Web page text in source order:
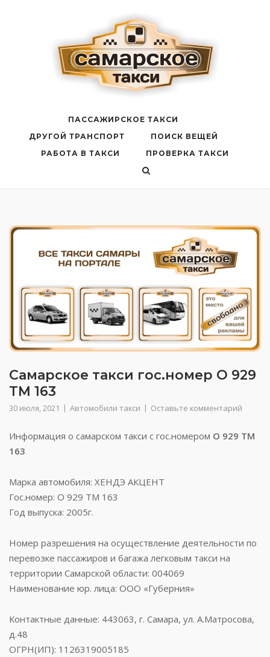
ПАССАЖИРСКОЕ ТАКСИ
ДРУГОЙ ТРАНСПОРТ
ПОИСК ВЕЩЕЙ
РАБОТА В ТАКСИ
ПРОВЕРКА ТАКСИ
Самарское такси гос.номер О 929
ТМ 163
30 июля, 2021 Автомобили такси Оставьте комментарий
Информация о самарском такси с гос.номером О 929 ТМ
163
Марка автомобиля: ХЕНДЭ АКЦЕНТ
Гос.номер: О 929 ТМ 163
Год выпуска: 2005г.
Номер разрешения на осуществление деятельности по
перевозке пассажиров и багажа легковым такси на
территории Самарской области: 004069
Наименование юр. лица: ООО «Губерния»
Контактные данные: 443063, г. Самара, ул. А.Матросова,
д.48
ОГРН(ИП): 1126319005185